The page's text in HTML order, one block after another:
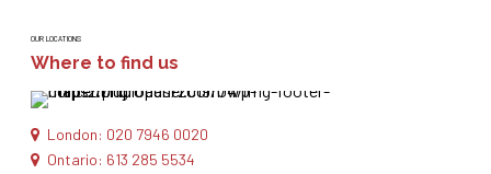
OUR LOCATIONS
Where to find us
London: 020 7946 0020
Ontario: 613 285 5534